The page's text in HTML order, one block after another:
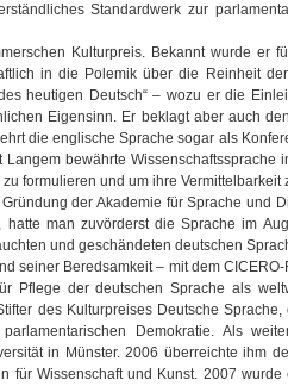
Standardwerk zur
Kulturpreis. Bekannt wurde er
in die Polemik über die Reinheit
heutigen Deutsch“ – wozu er die
Eigensinn. Er beklagt aber auch
die englische Sprache sogar als
Langem bewährte
formulieren und um ihre Vermittelbarkeit
der Akademie für Sprache und
hatte man zuvörderst die Sprache im
und geschändeten deutschen
seiner Beredsamkeit – mit dem
Pflege der deutschen Sprache als
des Kulturpreises Deutsche
Demokratie. Als
in Münster. 2006 überreichte ihm
für Wissenschaft und Kunst. 2007